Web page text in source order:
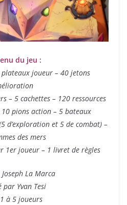
du jeu :
joueur – 40 jetons
– 5 cachettes – 120 ressources
10 pions action – 5 bateaux
d’exploration et 5 de combat) –
des mers
1er joueur – 1 livret de règles
La Marca
Yvan Tesi
à 5 joueurs